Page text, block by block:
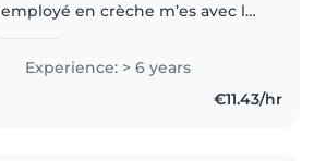
employé en crèche m’es avec la
m’arrêter de travailler du coup je
veux me remettre un peu dans
Experience: > 6 years
€11.43/hr